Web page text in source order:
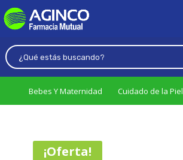
Bebes Y Maternidad Cuidado de la Piel
¡Oferta!